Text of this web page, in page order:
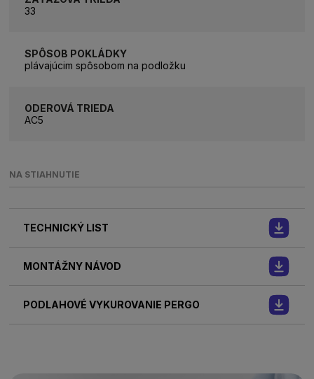
33
SPÔSOB POKLÁDKY
plávajúcim spôsobom na podložku
ODEROVÁ TRIEDA
AC5
NA STIAHNUTIE
TECHNICKÝ LIST
MONTÁŽNY NÁVOD
PODLAHOVÉ VYKUROVANIE PERGO